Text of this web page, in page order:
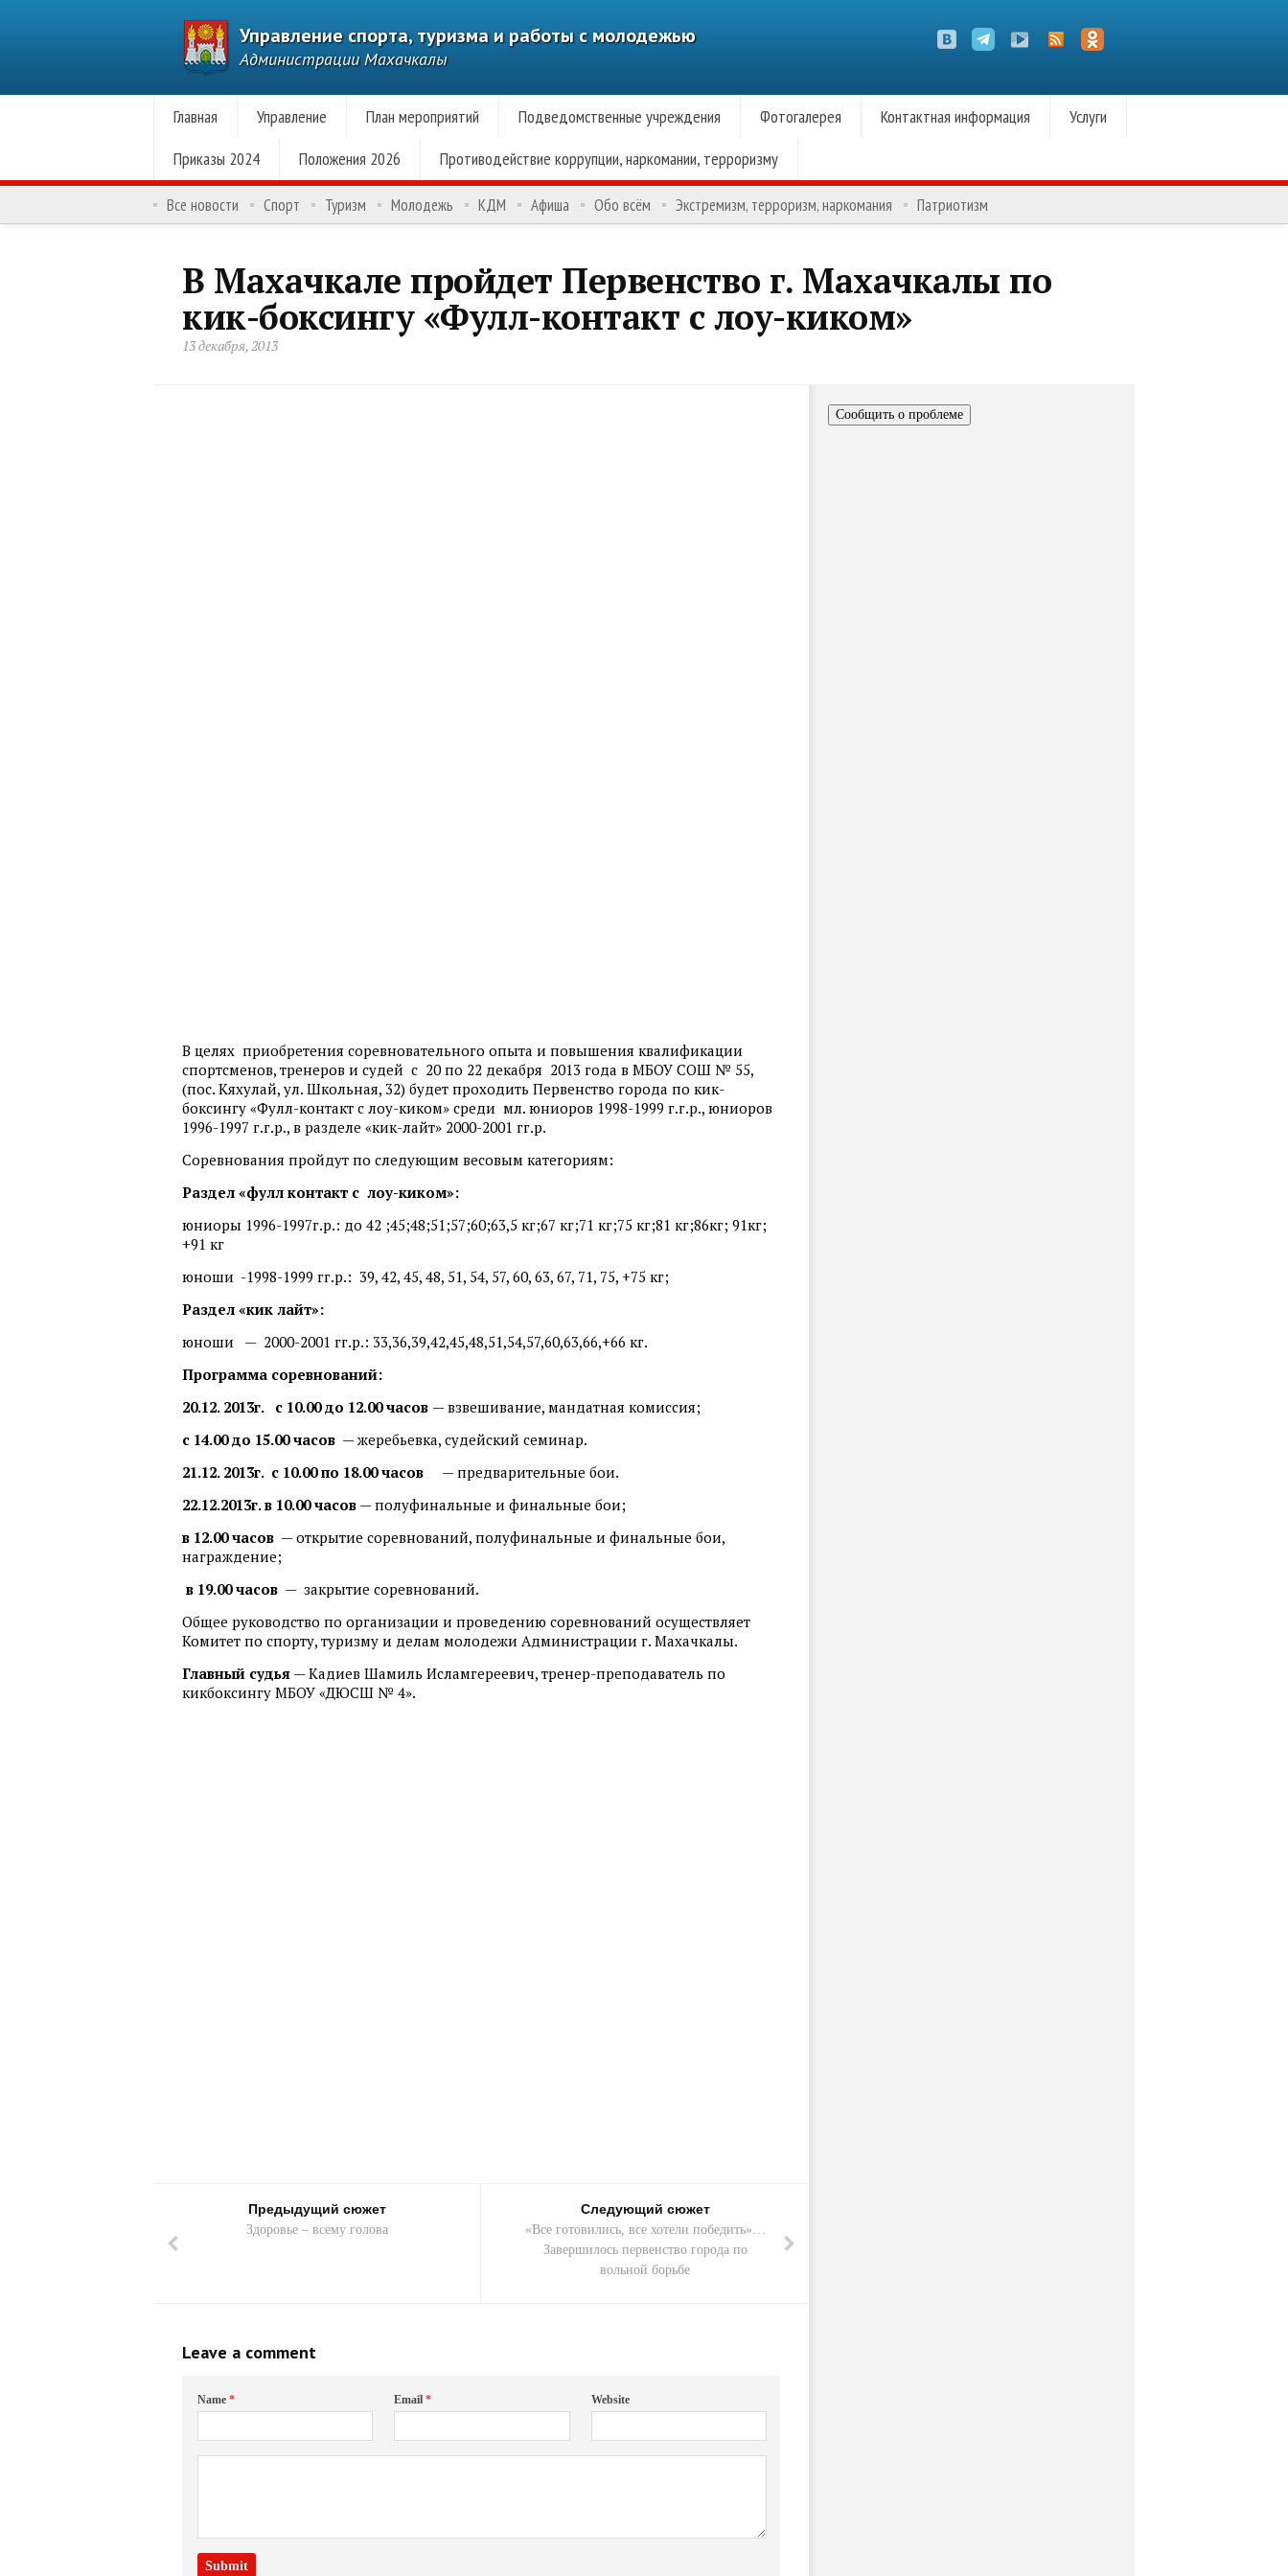
Управление спорта, туризма и работы с молодежью
Администрации Махачкалы
Главная Управление План мероприятий Подведомственные учреждения Фотогалерея Контактная информация
Услуги
Приказы 2024
Положения 2026 Противодействие коррупции, наркомании, терроризму
Все новости Спорт Туризм Молодежь КДМ Афиша Обо всём Экстремизм, терроризм, наркомания Патриотизм
В Махачкале пройдет Первенство г. Махачкалы по
кик-боксингу «Фулл-контакт с лоу-киком»
13 декабря, 2013
В целях приобретения соревновательного опыта и повышения квалификации
спортсменов, тренеров и судей с 20 по 22 декабря 2013 года в МБОУ СОШ № 55,
(пос. Кяхулай, ул. Школьная, 32) будет проходить Первенство города по кик-
боксингу «Фулл-контакт с лоу-киком» среди мл. юниоров 1998-1999 г.г.р., юниоров
1996-1997 г.г.р., в разделе «кик-лайт» 2000-2001 гг.р.
Соревнования пройдут по следующим весовым категориям:
Раздел «фулл контакт с лоу-киком»:
юниоры 1996-1997г.р.: до 42 ;45;48;51;57;60;63,5 кг;67 кг;71 кг;75 кг;81 кг;86кг; 91кг;
+91 кг
юноши -1998-1999 гг.р.: 39, 42, 45, 48, 51, 54, 57, 60, 63, 67, 71, 75, +75 кг;
Раздел «кик лайт»:
юноши — 2000-2001 гг.р.: 33,36,39,42,45,48,51,54,57,60,63,66,+66 кг.
Программа соревнований:
20.12. 2013г. с 10.00 до 12.00 часов — взвешивание, мандатная комиссия;
с 14.00 до 15.00 часов — жеребьевка, судейский семинар.
21.12. 2013г. с 10.00 по 18.00 часов
— предварительные бои.
22.12.2013г. в 10.00 часов — полуфинальные и финальные бои;
в 12.00 часов — открытие соревнований, полуфинальные и финальные бои,
награждение;
в 19.00 часов — закрытие соревнований.
Общее руководство по организации и проведению соревнований осуществляет
Комитет по спорту, туризму и делам молодежи Администрации г. Махачкалы.
Главный судья — Кадиев Шамиль Исламгереевич, тренер-преподаватель по
кикбоксингу МБОУ «ДЮСШ № 4».
Предыдущий сюжет
Здоровье – всему голова
Следующий сюжет
«Все готовились, все хотели победить»…
Завершилось первенство города по
вольной борьбе
Leave a comment
Name* Email* Website
Сообщить о проблеме